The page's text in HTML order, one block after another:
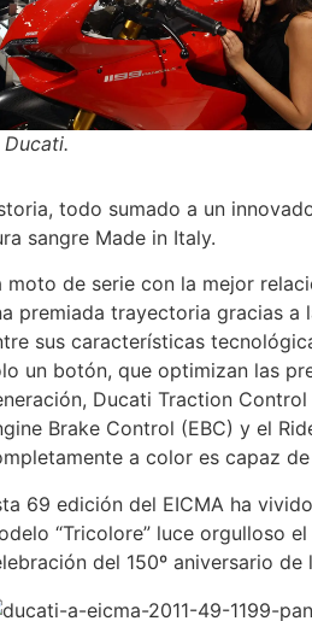
todo sumado a un
sangre Made in Italy.
moto de serie con la mejor
premiada trayectoria gracias a
sus características
un botón, que optimizan las
Ducati Traction
Brake Control (EBC) y el
a color es capaz
69 edición del EICMA ha
“Tricolore” luce orgulloso
del 150º aniversario